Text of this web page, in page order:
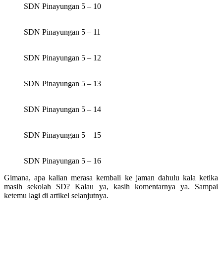
SDN Pinayungan 5 – 10
SDN Pinayungan 5 – 11
SDN Pinayungan 5 – 12
SDN Pinayungan 5 – 13
SDN Pinayungan 5 – 14
SDN Pinayungan 5 – 15
SDN Pinayungan 5 – 16
Gimana, apa kalian merasa kembali ke jaman dahulu kala ketika
masih sekolah SD? Kalau ya, kasih komentarnya ya. Sampai
ketemu lagi di artikel selanjutnya.